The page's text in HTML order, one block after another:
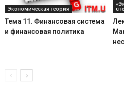
Экономическая теория
Тема 11. Финансовая система
и финансовая политика